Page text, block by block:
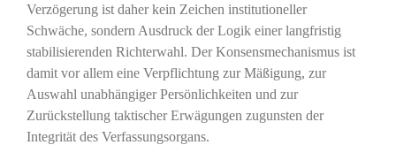
Verzögerung ist daher kein Zeichen institutioneller
Schwäche, sondern Ausdruck der Logik einer langfristig
stabilisierenden Richterwahl. Der Konsensmechanismus ist
damit vor allem eine Verpflichtung zur Mäßigung, zur
Auswahl unabhängiger Persönlichkeiten und zur
Zurückstellung taktischer Erwägungen zugunsten der
Integrität des Verfassungsorgans.